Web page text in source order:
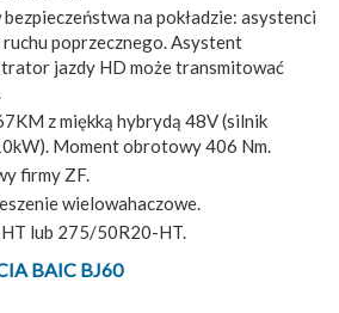
na pokładzie: asystenci
poprzecznego. Asystent
jazdy HD może transmitować
z miękką hybrydą 48V (silnik
Moment obrotowy 406 Nm.
firmy ZF.
wielowahaczowe.
lub 275/50R20-HT.
BAIC BJ60